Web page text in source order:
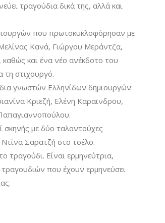
τραγούδια δικά της, αλλά και
που πρωτοκυκλοφόρησαν με
Κανά, Γιώργου Μεράντζα,
και ένα νέο ανέκδοτο του
τη στιχουργό.
γνωστών Ελληνίδων δημιουργών:
Κριεζή, Ελένη Καραϊνδρου,
σκηνής με δύο ταλαντούχες
Σαρατζή στο τσέλο.
τραγούδι. Είναι ερμηνεύτρια,
που έχουν ερμηνεύσει